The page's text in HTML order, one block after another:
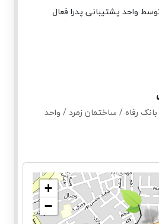
واحد پشتیبانی پدرا فعال
رفاه / ساختمان زمرد / واحد
+
−